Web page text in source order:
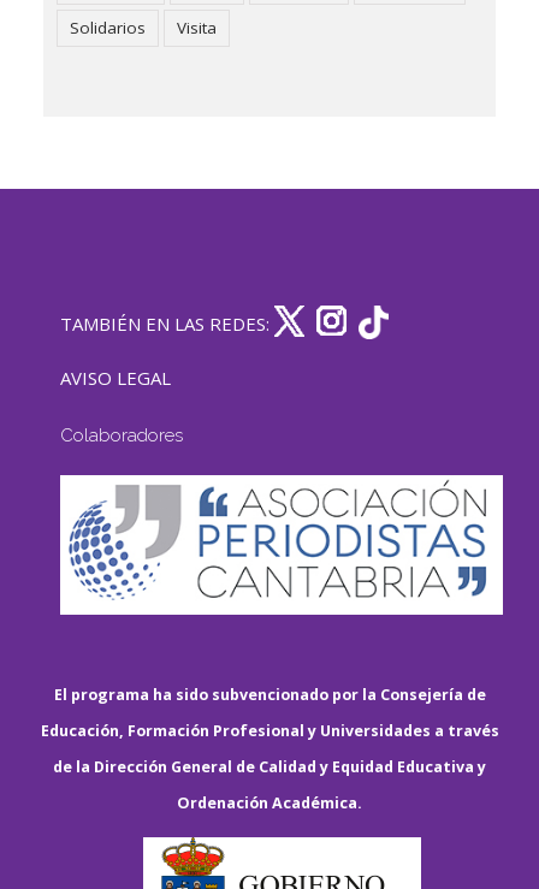
Solidarios
Visita
TAMBIÉN EN LAS REDES:
AVISO LEGAL
Colaboradores
El programa ha sido subvencionado por la Consejería de
Educación, Formación Profesional y Universidades a través
de la Dirección General de Calidad y Equidad Educativa y
Ordenación Académica.